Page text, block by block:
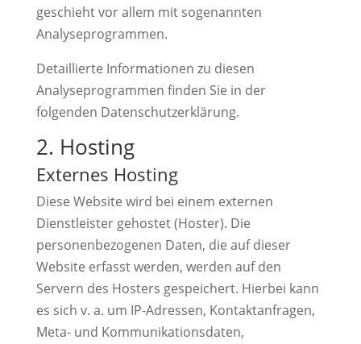
geschieht vor allem mit sogenannten
Analyseprogrammen.
Detaillierte Informationen zu diesen
Analyseprogrammen finden Sie in der
folgenden Datenschutzerklärung.
2. Hosting
Externes Hosting
Diese Website wird bei einem externen
Dienstleister gehostet (Hoster). Die
personenbezogenen Daten, die auf dieser
Website erfasst werden, werden auf den
Servern des Hosters gespeichert. Hierbei kann
es sich v. a. um IP-Adressen, Kontaktanfragen,
Meta- und Kommunikationsdaten,